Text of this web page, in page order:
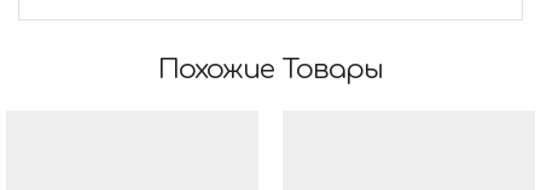
Похожие Товары